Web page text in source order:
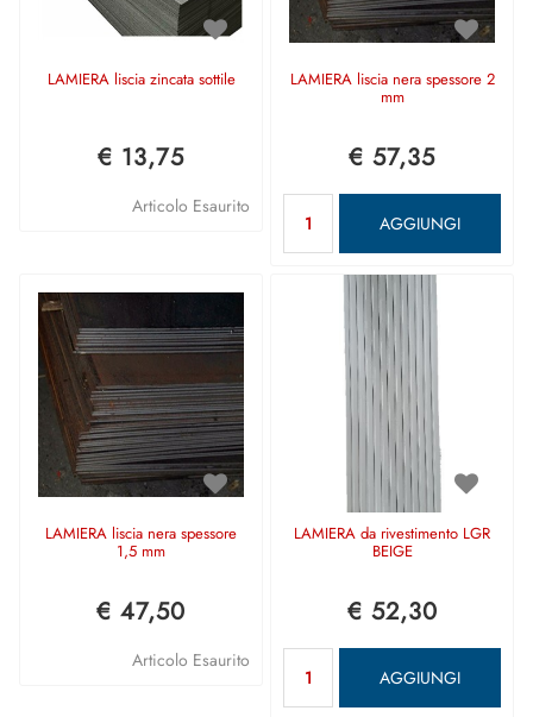
LAMIERA liscia zincata sottile
€ 13,75
Articolo Esaurito
LAMIERA liscia nera spessore 2
mm
€ 57,35
AGGIUNGI
LAMIERA liscia nera spessore
1,5 mm
€ 47,50
Articolo Esaurito
LAMIERA da rivestimento LGR
BEIGE
€ 52,30
AGGIUNGI